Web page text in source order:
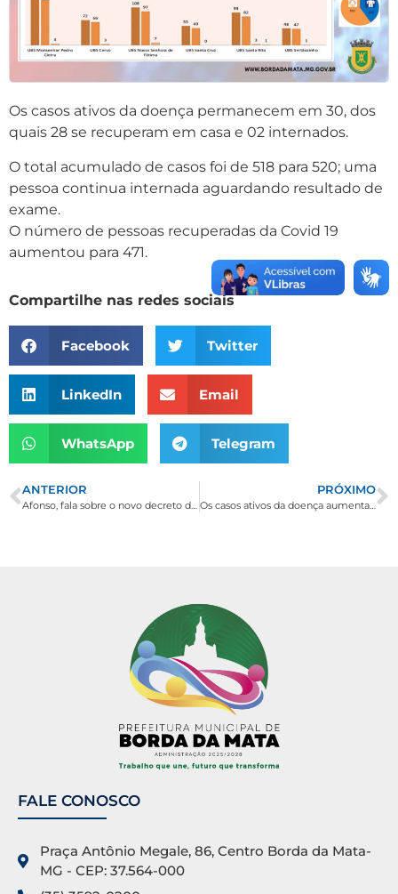
Os casos ativos da doença permanecem em 30, dos
quais 28 se recuperam em casa e 02 internados.
O total acumulado de casos foi de 518 para 520; uma
pessoa continua internada aguardando resultado de
exame.
O número de pessoas recuperadas da Covid 19
aumentou para 471.
Compartilhe nas redes sociais
Facebook Twitter
LinkedIn Email
WhatsApp Telegram
ANTERIOR
Afonso, fala sobre o novo decreto de enfrentamento à pandemia do Corona Vírus.
PRÓXIMO
Os casos ativos da doença aumentaram para 37
FALE CONOSCO
Praça Antônio Megale, 86, Centro Borda da Mata-
MG - CEP: 37.564-000